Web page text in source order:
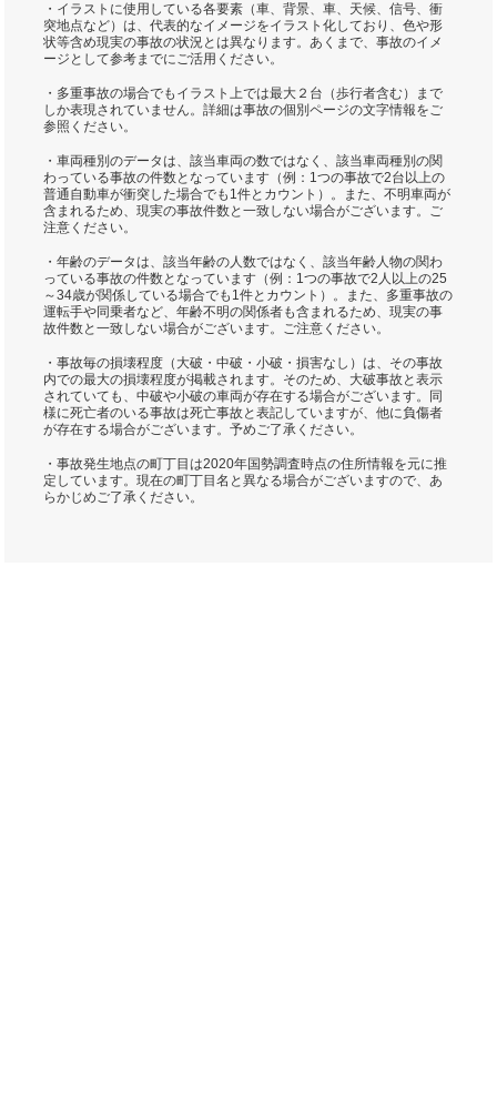
・イラストに使用している各要素（車、背景、車、天候、信号、衝
突地点など）は、代表的なイメージをイラスト化しており、色や形
状等含め現実の事故の状況とは異なります。あくまで、事故のイメ
ージとして参考までにご活用ください。
・多重事故の場合でもイラスト上では最大２台（歩行者含む）まで
しか表現されていません。詳細は事故の個別ページの文字情報をご
参照ください。
・車両種別のデータは、該当車両の数ではなく、該当車両種別の関
わっている事故の件数となっています（例：1つの事故で2台以上の
普通自動車が衝突した場合でも1件とカウント）。また、不明車両が
含まれるため、現実の事故件数と一致しない場合がございます。ご
注意ください。
・年齢のデータは、該当年齢の人数ではなく、該当年齢人物の関わ
っている事故の件数となっています（例：1つの事故で2人以上の25
～34歳が関係している場合でも1件とカウント）。また、多重事故の
運転手や同乗者など、年齢不明の関係者も含まれるため、現実の事
故件数と一致しない場合がございます。ご注意ください。
・事故毎の損壊程度（大破・中破・小破・損害なし）は、その事故
内での最大の損壊程度が掲載されます。そのため、大破事故と表示
されていても、中破や小破の車両が存在する場合がございます。同
様に死亡者のいる事故は死亡事故と表記していますが、他に負傷者
が存在する場合がございます。予めご了承ください。
・事故発生地点の町丁目は2020年国勢調査時点の住所情報を元に推
定しています。現在の町丁目名と異なる場合がございますので、あ
らかじめご了承ください。